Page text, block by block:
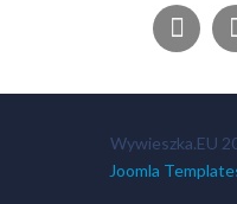
Wywieszka.EU
Joomla